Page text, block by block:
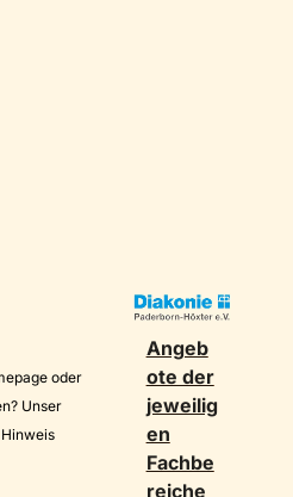
oder
Unser
Angeb
ote der
jeweilig
en
Fachbe
reiche